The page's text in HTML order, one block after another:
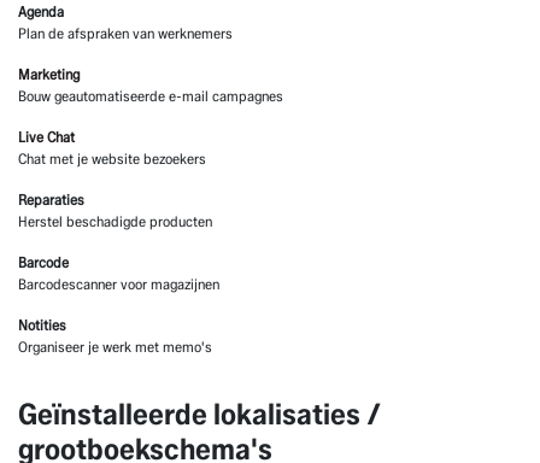
Agenda
Plan de afspraken van werknemers
Marketing
Bouw geautomatiseerde e-mail campagnes
Live Chat
Chat met je website bezoekers
Reparaties
Herstel beschadigde producten
Barcode
Barcodescanner voor magazijnen
Notities
Organiseer je werk met memo's
Geïnstalleerde lokalisaties /
grootboekschema's